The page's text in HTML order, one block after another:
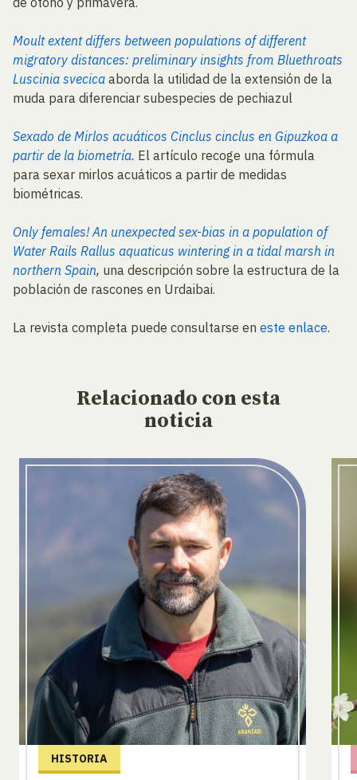
Moult extent differs between populations of different
migratory distances: preliminary insights from Bluethroats
Luscinia svecica aborda la utilidad de la extensión de la
muda para diferenciar subespecies de pechiazul
Sexado de Mirlos acuáticos Cinclus cinclus en Gipuzkoa a
partir de la biometría. El artículo recoge una fórmula
para sexar mirlos acuáticos a partir de medidas
biométricas.
Only females! An unexpected sex-bias in a population of
Water Rails Rallus aquaticus wintering in a tidal marsh in
northern Spain, una descripción sobre la estructura de la
población de rascones en Urdaibai.
La revista completa puede consultarse en este enlace.
Relacionado con esta
noticia
HISTORIA